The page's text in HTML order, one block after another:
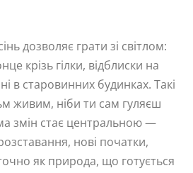
дозволяє грати зі світлом:
крізь гілки, відблиски на
в старовинних будинках. Такі
живим, ніби ти сам гуляєш
змін стає центральною —
нові початки,
як природа, що готується